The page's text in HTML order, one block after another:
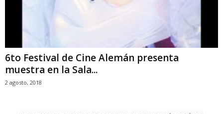
6to Festival de Cine Alemán presenta
muestra en la Sala...
2 agosto, 2018